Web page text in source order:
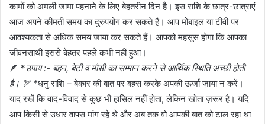
कामों को अमली जामा पहनाने के लिए बेहतरीन दिन है। इस राशि के छात्र-छात्राएं
आज अपने कीमती समय का दुरुपयोग कर सकते हैं। आप मोबाइल या टीवी पर
आवश्यकता से अधिक समय जाया कर सकते हैं। आपको महसूस होगा कि आपका
जीवनसाथी इससे बेहतर पहले कभी नहीं हुआ।
🪶 *उपाय :- बहन, बेटी व मौसी का सम्मान करने से आर्थिक स्थिति अच्छी होती
है। 🏹 *धनु राशि – बेकार की बात पर बहस करके अपकी ऊर्जा ज़ाया न करें।
याद रखें कि वाद-विवाद से कुछ भी हासिल नहीं होता, लेकिन खोता ज़रूर है। यदि
आप किसी से उधार वापस मांग रहे थे और अब तक वो आपकी बात को टाल रहा था